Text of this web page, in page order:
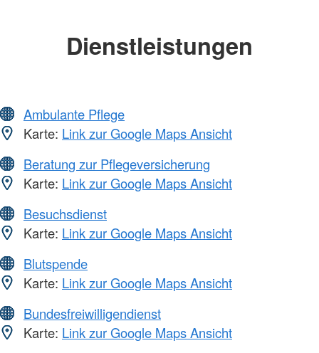
Dienstleistungen
Ambulante Pflege
Karte: Link zur Google Maps Ansicht
Beratung zur Pflegeversicherung
Karte: Link zur Google Maps Ansicht
Besuchsdienst
Karte: Link zur Google Maps Ansicht
Blutspende
Karte: Link zur Google Maps Ansicht
Bundesfreiwilligendienst
Karte: Link zur Google Maps Ansicht